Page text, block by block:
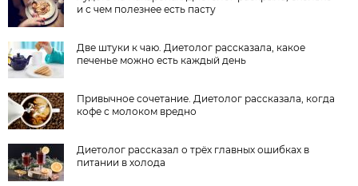
и с чем полезнее есть пасту
Две штуки к чаю. Диетолог рассказала, какое
печенье можно есть каждый день
Привычное сочетание. Диетолог рассказала, когда
кофе с молоком вредно
Диетолог рассказал о трёх главных ошибках в
питании в холода